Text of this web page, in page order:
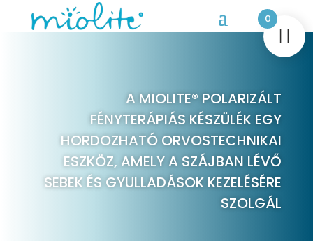
A MIOLITE® POLARIZÁLT
FÉNYTERÁPIÁS KÉSZÜLÉK EGY
HORDOZHATÓ ORVOSTECHNIKAI
ESZKÖZ, AMELY A SZÁJBAN LÉVŐ
SEBEK ÉS GYULLADÁSOK KEZELÉSÉRE
SZOLGÁL
0